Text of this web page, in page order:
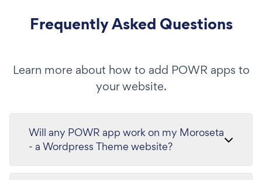
Frequently Asked Questions
Learn more about how to add POWR apps to
your website.
Will any POWR app work on my Moroseta
- a Wordpress Theme website?